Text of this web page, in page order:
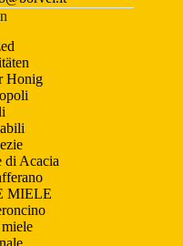
Honig
di Acacia
MIELE